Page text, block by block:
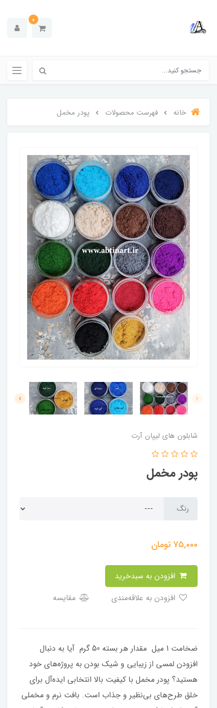
0
خانه فهرست محصولات پودر مخمل
شابلون های لیپان آرت
پودر مخمل
رنگ
75,000تومان
مقایسه
ضخامت 1 میل مقدار هر بسته 50 گرم آیا به دنبال
افزودن لمسی از زیبایی و شیک بودن به پروژه‌های خود
هستید؟ پودر مخمل با کیفیت بالا انتخابی ایده‌آل برای
خلق طرح‌های بی‌نظیر و جذاب است. بافت نرم و مخملی